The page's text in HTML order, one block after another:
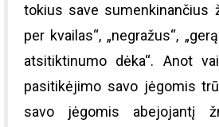
tokius save sumenkinančius
per kvailas“, „negražus“,
atsitiktinumo dėka“. Anot
pasitikėjimo savo jėgomis
savo jėgomis abejojantį